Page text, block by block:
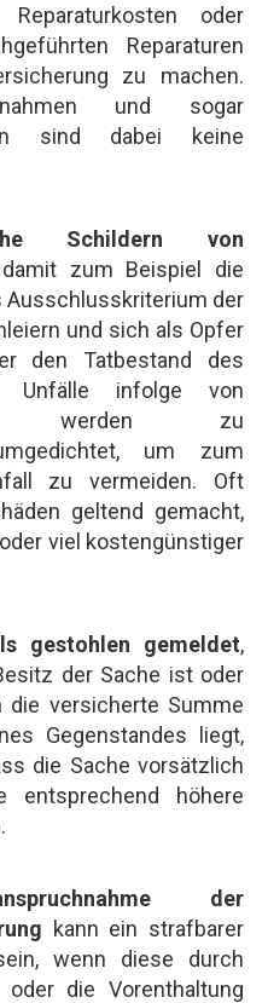
oder
Reparaturen
zu machen.
und sogar
sind dabei keine
Schildern von
zum Beispiel die
Ausschlusskriterium der
und sich als Opfer
den Tatbestand des
Unfälle infolge von
werden zu
um zum
zu vermeiden. Oft
geltend gemacht,
viel kostengünstiger
gestohlen gemeldet,
der Sache ist oder
versicherte Summe
Gegenstandes liegt,
die Sache vorsätzlich
höhere
der
kann ein strafbarer
wenn diese durch
die Vorenthaltung